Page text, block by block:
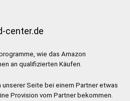
center.de
wie das Amazon
an qualifizierten Käufen.
Seite bei einem Partner etwas
Provision vom Partner bekommen.